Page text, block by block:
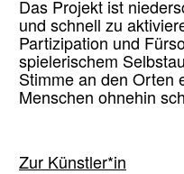
Das Projekt ist
und schnell zu
Partizipation und
spielerischem
Stimme an den Orten
Menschen ohnehin
Zur Künstler*in